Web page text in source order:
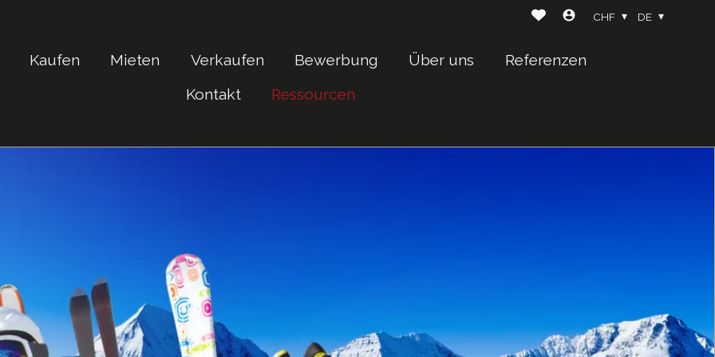
Kaufen Mieten Verkaufen Bewerbung Über uns
Referenzen
Kontakt
Ressourcen
CHF DE